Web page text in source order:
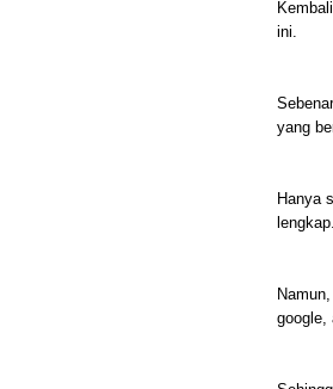
ini.
yang
Hanya
lengkap.
google,